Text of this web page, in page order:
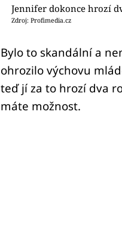
Jennifer dokonce hrozí
Zdroj: Profimedia.cz
Bylo to skandální a
ohrozilo výchovu
teď jí za to hrozí dva
máte možnost.